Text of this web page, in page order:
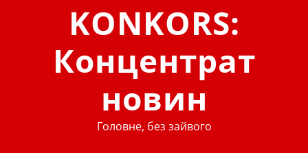
KONKORS:
Концентрат
новин
Головне, без зайвого